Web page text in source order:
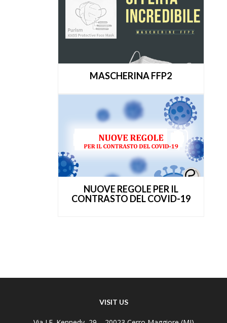
MASCHERINA FFP2
NUOVE REGOLE PER IL
CONTRASTO DEL COVID-19
VISIT US